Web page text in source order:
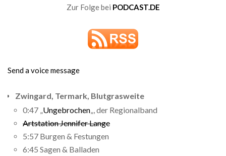
Zur Folge bei PODCAST.DE
Send a voice message
Zwingard, Termark, Blutgrasweite
0:47 „Ungebrochen„, der Regionalband
Artstation Jennifer Lange
5:57 Burgen & Festungen
6:45 Sagen & Balladen